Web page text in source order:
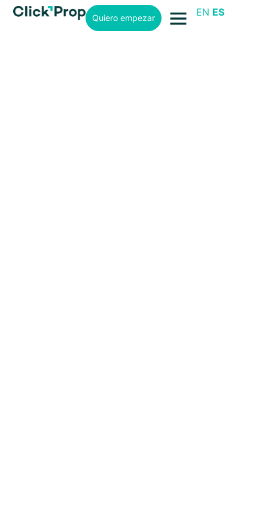
Quiero empezar EN ES